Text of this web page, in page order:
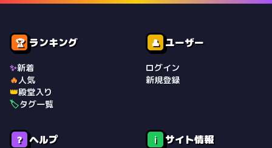
🏆 ランキング
✨新着
🔥人気
👑殿堂入り
🏷️タグ一覧
👤 ユーザー
ログイン
新規登録
❓ ヘルプ ℹ️ サイト情報